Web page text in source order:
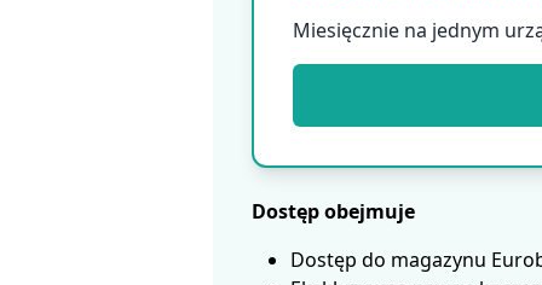
Miesięcznie na jednym
Dostęp obejmuje
Dostęp do magazynu